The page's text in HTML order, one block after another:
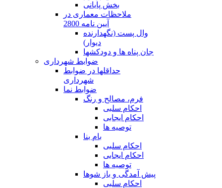
بخش پایانی
ملاحظات معماری در
آیین نامه 2800
وال پست (نگهدارنده
دیوار)
جان پناه ها و دودکشها
ضوابط شهرداری
حداقلها در ضوابط
شهرداری
ضوابط نما
فرم، مصالح و رنگ
احکام سلبی
احکام ایجابی
توصیه ها
بام بنا
احکام سلبی
احکام ایجابی
توصیه ها
پیش آمدگی و باز شوها
احکام سلبی